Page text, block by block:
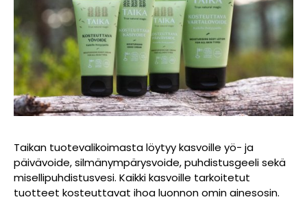
Taikan tuotevalikoimasta löytyy kasvoille yö- ja
päivävoide, silmänympärysvoide, puhdistusgeeli sekä
misellipuhdistusvesi. Kaikki kasvoille tarkoitetut
tuotteet kosteuttavat ihoa luonnon omin ainesosin.